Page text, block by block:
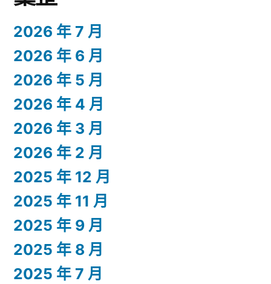
2026 年 7 月
2026 年 6 月
2026 年 5 月
2026 年 4 月
2026 年 3 月
2026 年 2 月
2025 年 12 月
2025 年 11 月
2025 年 9 月
2025 年 8 月
2025 年 7 月